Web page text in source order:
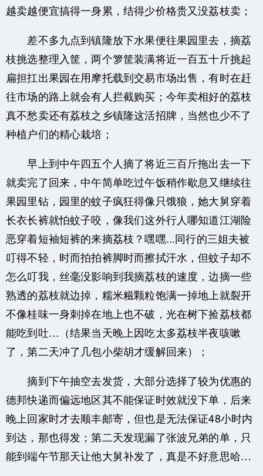
越卖越便宜搞得一身累，结得少价格贵又没荔枝卖；
差不多九点到镇隆放下水果便往果园里去，摘荔
枝挑选整理入筐，两个箩筐装满将近一百五十斤挑起
扁担扛出果园在用摩托载到交易市场出售，有时在赶
往市场的路上就会有人拦截购买；今年卖相好的荔枝
真不愁卖还有荔枝之乡镇隆这活招牌，当然也少不了
种植户们的精心栽培；
早上到中午四五个人摘了将近三百斤拖出去一下
就卖完了回来，中午简单吃过午饭稍作歇息又继续往
果园里钻，园里的蚊子疯狂得像只饿狼，她大舅穿着
长衣长裤就怕蚊子咬，像我们这外行人哪知道江湖险
恶穿着短袖短裤的来摘荔枝？嘿嘿...同行的三姐夫被
叮得不轻，时而拍拍裤脚时而擦拭汗水，但蚊子却不
怎么叮我，丝毫没影响到我摘荔枝的速度，边摘一些
熟透的荔枝就边掉，糯米糍颗粒饱满一掉地上就裂开
不像桂味一身刺掉在地上也不破，光在树下捡荔枝都
能吃到吐…（结果当天晚上因吃太多荔枝半夜咳嗽
了，第二天冲了几包小柴胡才缓解回来）；
摘到下午抽空去发货，大部分选择了较为优惠的
德邦快递而偏远地区其不能保证时效就没下单，后来
晚上回家时才去顺丰邮寄，但也是无法保证48小时内
到达，那也得发；第二天发现漏了张波兄弟的单，只
能到端午节那天让他大舅补发了，真是不好意思哈…